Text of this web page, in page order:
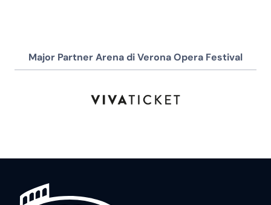
Major Partner Arena di Verona Opera Festival